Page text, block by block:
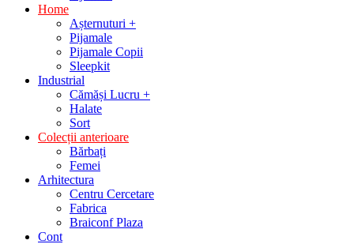
Home
Așternuturi +
Pijamale
Pijamale Copii
Sleepkit
Industrial
Cămăși Lucru +
Halate
Sort
Colecții anterioare
Bărbați
Femei
Arhitectura
Centru Cercetare
Fabrica
Braiconf Plaza
Cont